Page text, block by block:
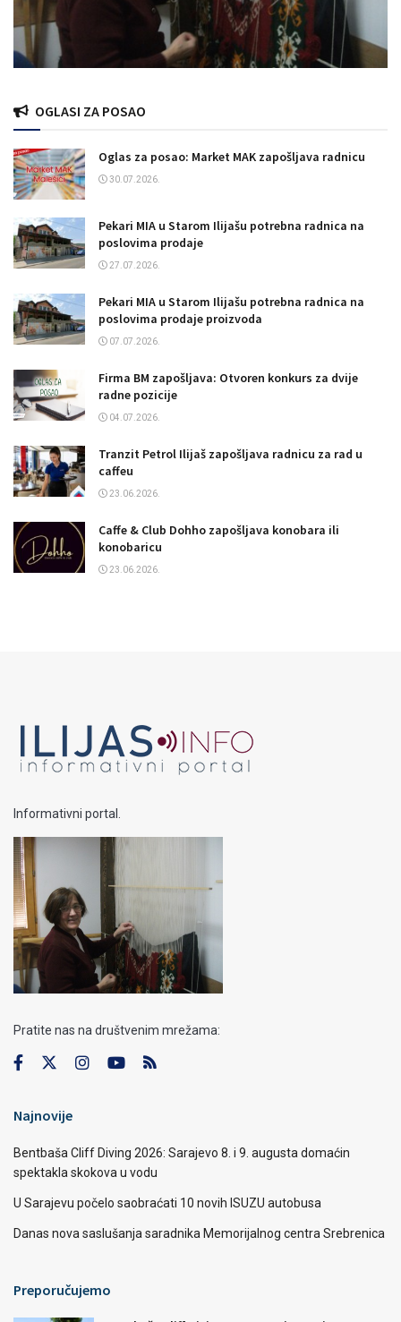
OGLASI ZA POSAO
Oglas za posao: Market MAK zapošljava radnicu
30.07.2026.
Pekari MIA u Starom Ilijašu potrebna radnica na
poslovima prodaje
27.07.2026.
Pekari MIA u Starom Ilijašu potrebna radnica na
poslovima prodaje proizvoda
07.07.2026.
Firma BM zapošljava: Otvoren konkurs za dvije
radne pozicije
04.07.2026.
Tranzit Petrol Ilijaš zapošljava radnicu za rad u
caffeu
23.06.2026.
Caffe & Club Dohho zapošljava konobara ili
konobaricu
23.06.2026.
Informativni portal.
Pratite nas na društvenim mrežama:
Najnovije
Bentbaša Cliff Diving 2026: Sarajevo 8. i 9. augusta domaćin
spektakla skokova u vodu
U Sarajevu počelo saobraćati 10 novih ISUZU autobusa
Danas nova saslušanja saradnika Memorijalnog centra Srebrenica
Preporučujemo